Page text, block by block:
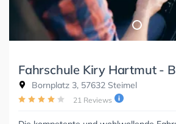
Fahrschule Kiry Hartmut -
Bornplatz 3, 57632 Steimel
21 Reviews